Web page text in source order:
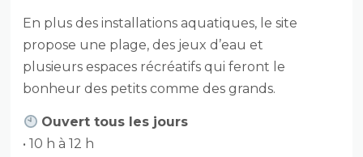
En plus des installations aquatiques, le site
propose une plage, des jeux d’eau et
plusieurs espaces récréatifs qui feront le
bonheur des petits comme des grands.
Ouvert tous les jours
• 10 h à 12 h